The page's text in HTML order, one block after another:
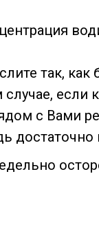
так, как
если
с Вами
достаточно